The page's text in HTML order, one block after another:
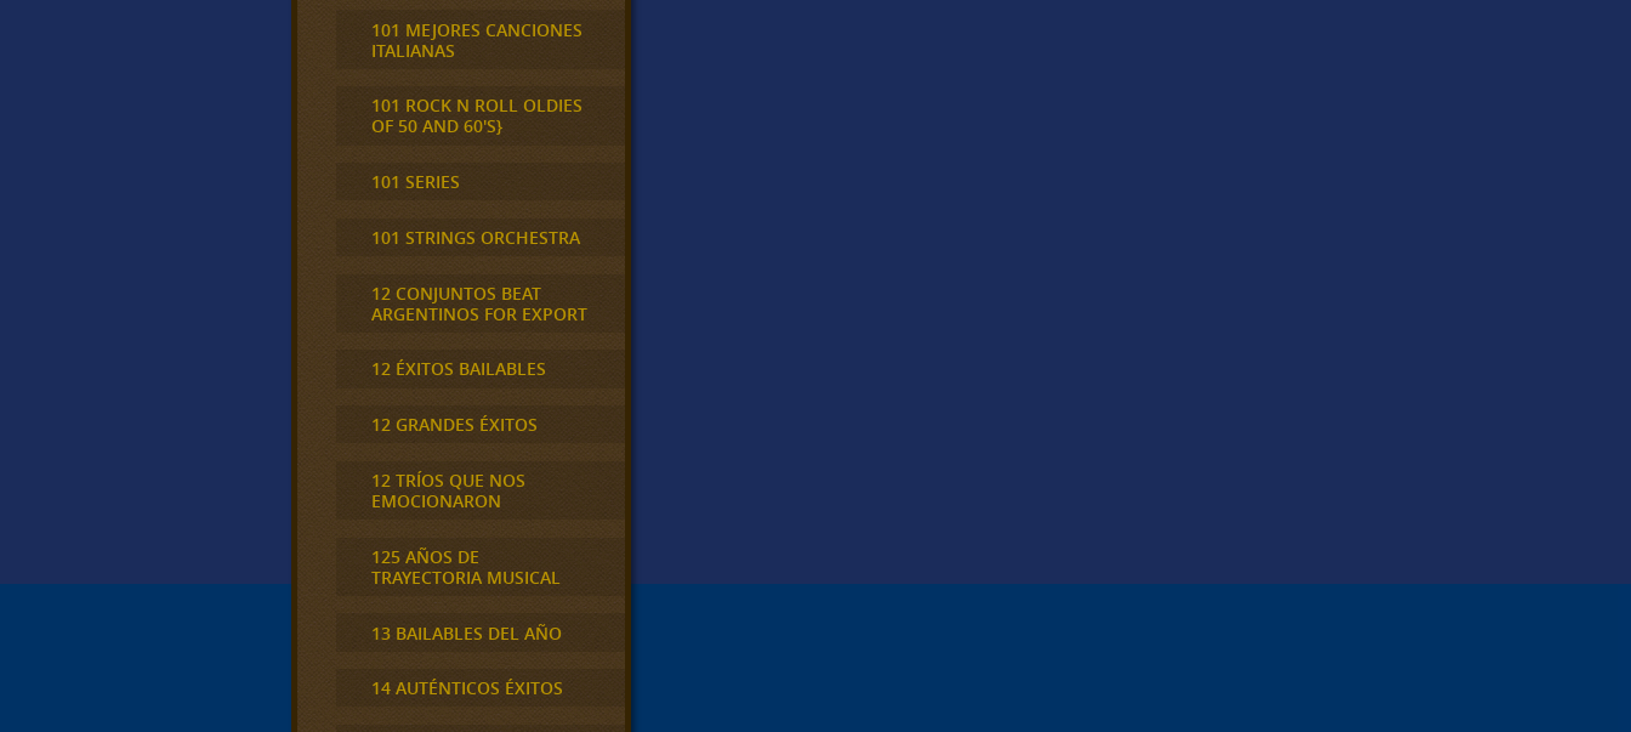
101 MEJORES CANCIONES
ITALIANAS
101 ROCK N ROLL OLDIES
OF 50 AND 60'S}
101 SERIES
101 STRINGS ORCHESTRA
12 CONJUNTOS BEAT
ARGENTINOS FOR EXPORT
12 ÉXITOS BAILABLES
12 GRANDES ÉXITOS
12 TRÍOS QUE NOS
EMOCIONARON
125 AÑOS DE
TRAYECTORIA MUSICAL
13 BAILABLES DEL AÑO
14 AUTÉNTICOS ÉXITOS